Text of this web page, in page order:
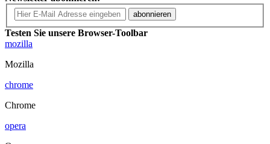
abonnieren
Testen Sie unsere Browser-Toolbar
mozilla
Mozilla
chrome
Chrome
opera